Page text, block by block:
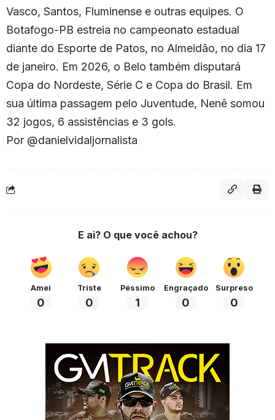
Vasco, Santos, Fluminense e outras equipes. O
Botafogo-PB estreia no campeonato estadual
diante do Esporte de Patos, no Almeidão, no dia 17
de janeiro. Em 2026, o Belo também disputará
Copa do Nordeste, Série C e Copa do Brasil. Em
sua última passagem pelo Juventude, Nenê somou
32 jogos, 6 assistências e 3 gols.
Por @danielvidaljornalista
E ai? O que você achou?
Amei
0
Triste
0
Péssimo
1
Engraçado
0
Surpreso
0